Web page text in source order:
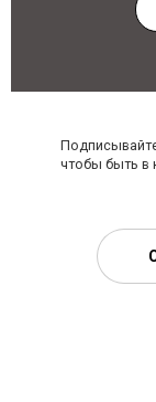
чтобы быть в